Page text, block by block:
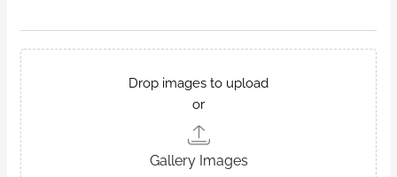
Drop images to upload
or
Gallery Images